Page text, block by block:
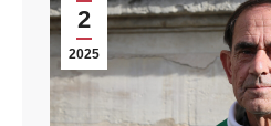
2
2025